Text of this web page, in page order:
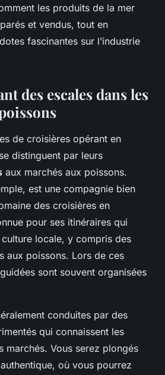
les produits de la mer
et vendus, tout en
fascinantes sur l’industrie
des escales dans les
de croisières opérant en
distinguent par leurs
aux marchés aux poissons.
est une compagnie bien
des croisières en
pour ses itinéraires qui
locale, y compris des
aux poissons. Lors de ces
sont souvent organisées
conduites par des
qui connaissent les
marchés. Vous serez plongés
où vous pourrez